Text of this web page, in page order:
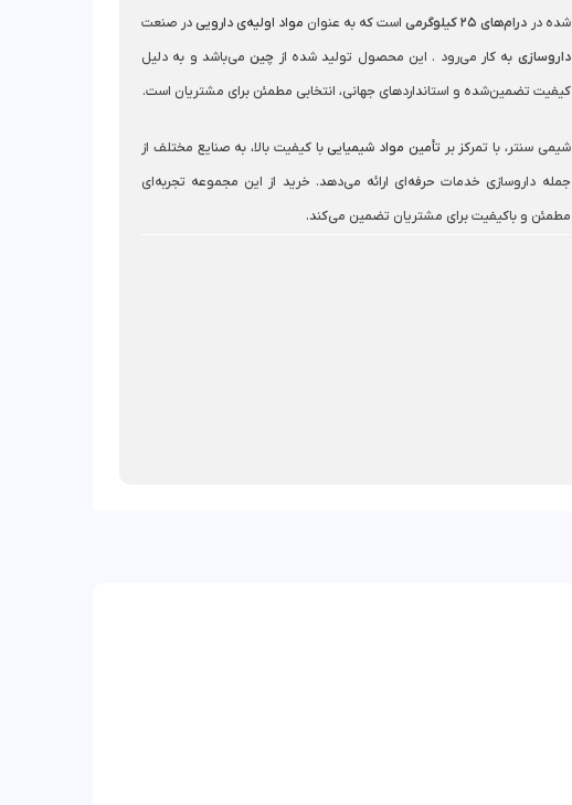
شده در درام‌های 25 کیلوگرمی است که به عنوان مواد اولیه‌ی دارویی در صنعت
داروسازی به کار می‌رود . این محصول تولید شده از چینمی‌باشد و به دلیل
کیفیت تضمین‌شده و استانداردهای جهانی، انتخابی مطمئن برای مشتریان است.
شیمی سنتر، با تمرکز برتأمین مواد شیمیایی با کیفیت بالا، به صنایع مختلف از
جمله داروسازی خدمات حرفه‌ای ارائه می‌دهد. خرید از این مجموعه تجربه‌ای
مطمئن و باکیفیت برای مشتریان تضمین می‌کند.